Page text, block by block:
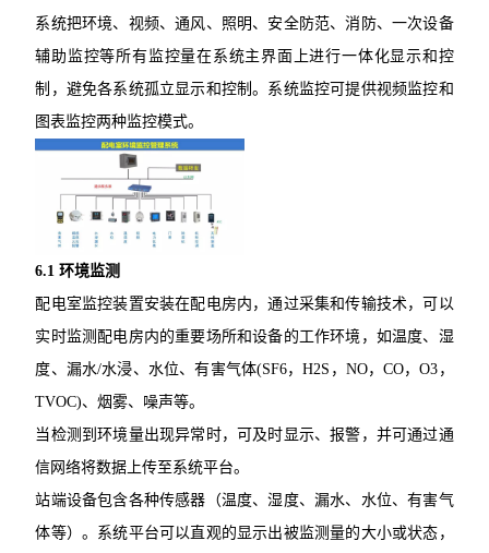
系统把环境、视频、通风、照明、安全防范、消防、一次设备
辅助监控等所有监控量在系统主界面上进行一体化显示和控
制，避免各系统孤立显示和控制。系统监控可提供视频监控和
图表监控两种监控模式。
6.1 环境监测
配电室监控装置安装在配电房内，通过采集和传输技术，可以
实时监测配电房内的重要场所和设备的工作环境，如温度、湿
度、漏水/水浸、水位、有害气体(SF6，H2S，NO，CO，O3，
TVOC)、烟雾、噪声等。
当检测到环境量出现异常时，可及时显示、报警，并可通过通
信网络将数据上传至系统平台。
站端设备包含各种传感器（温度、湿度、漏水、水位、有害气
体等）。系统平台可以直观的显示出被监测量的大小或状态，